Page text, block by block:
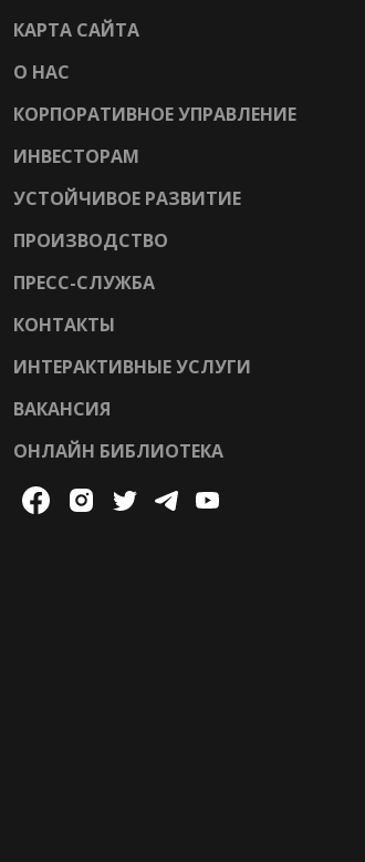
КАРТА САЙТА
О НАС
КОРПОРАТИВНОЕ УПРАВЛЕНИЕ
ИНВЕСТОРАМ
УСТОЙЧИВОЕ РАЗВИТИЕ
ПРОИЗВОДСТВО
ПРЕСС-СЛУЖБА
КОНТАКТЫ
ИНТЕРАКТИВНЫЕ УСЛУГИ
ВАКАНСИЯ
ОНЛАЙН БИБЛИОТЕКА